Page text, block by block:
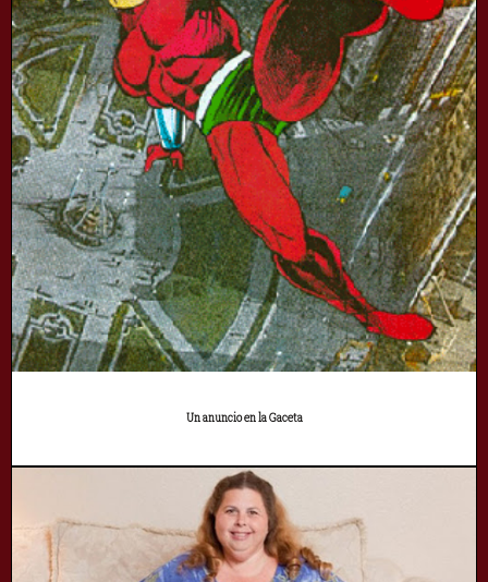
Un anuncio en la Gaceta